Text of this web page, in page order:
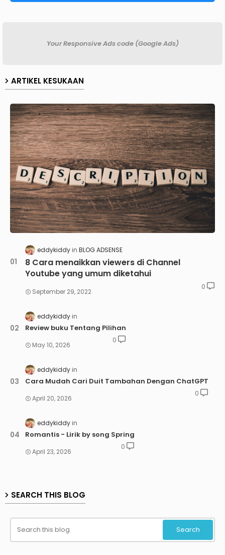
Your Responsive Ads code (Google Ads)
ARTIKEL KESUKAAN
eddykiddy BLOG ADSENSE
8 Cara menaikkan viewers di Channel
Youtube yang umum diketahui
September 29, 2022
0
eddykiddy
Review buku Tentang Pilihan
May 10, 2026
0
eddykiddy
Cara Mudah Cari Duit Tambahan Dengan ChatGPT
April 20, 2026
0
eddykiddy
Romantis - Lirik by song Spring
April 23, 2026
0
SEARCH THIS BLOG